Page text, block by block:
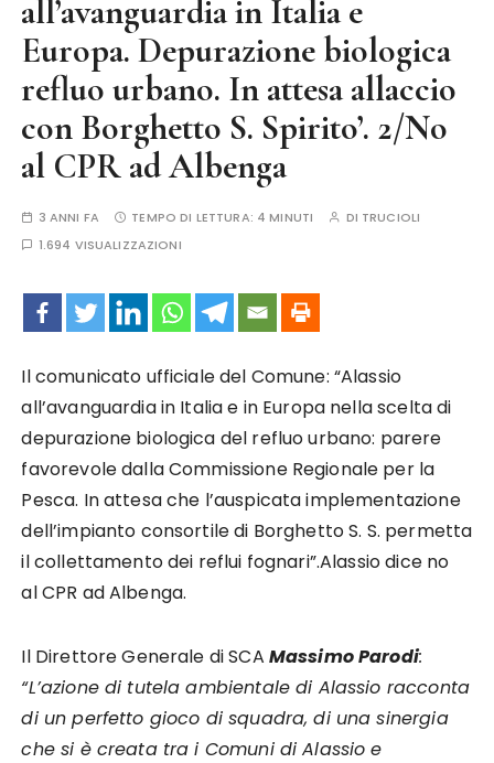
all’avanguardia in Italia e
Europa. Depurazione biologica
refluo urbano. In attesa allaccio
con Borghetto S. Spirito’. 2/No
al CPR ad Albenga
3 ANNI FA TEMPO DI LETTURA: 4 MINUTI DI TRUCIOLI
1.694 VISUALIZZAZIONI
Il comunicato ufficiale del Comune: “Alassio
all’avanguardia in Italia e in Europa nella scelta di
depurazione biologica del refluo urbano: parere
favorevole dalla Commissione Regionale per la
Pesca. In attesa che l’auspicata implementazione
dell’impianto consortile di Borghetto S. S. permetta
il collettamento dei reflui fognari”.Alassio dice no
al CPR ad Albenga.
Il Direttore Generale di SCA Massimo Parodi:
“L’azione di tutela ambientale di Alassio racconta
di un perfetto gioco di squadra, di una sinergia
che si è creata tra i Comuni di Alassio e